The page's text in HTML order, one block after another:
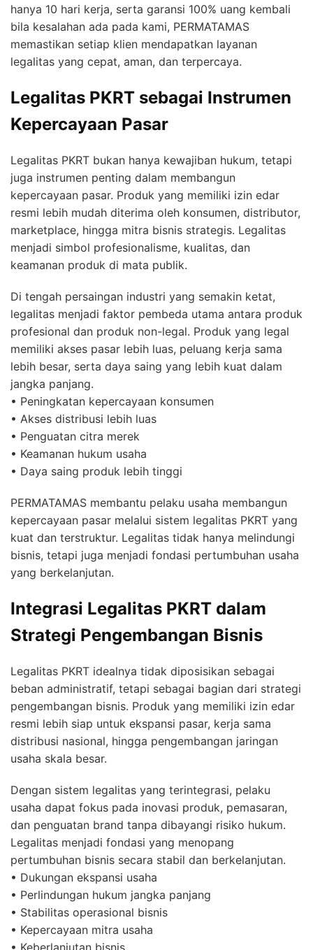
hanya 10 hari kerja, serta garansi 100% uang kembali
bila kesalahan ada pada kami, PERMATAMAS
memastikan setiap klien mendapatkan layanan
legalitas yang cepat, aman, dan terpercaya.
Legalitas PKRT sebagai Instrumen
Kepercayaan Pasar
Legalitas PKRT bukan hanya kewajiban hukum, tetapi
juga instrumen penting dalam membangun
kepercayaan pasar. Produk yang memiliki izin edar
resmi lebih mudah diterima oleh konsumen, distributor,
marketplace, hingga mitra bisnis strategis. Legalitas
menjadi simbol profesionalisme, kualitas, dan
keamanan produk di mata publik.
Di tengah persaingan industri yang semakin ketat,
legalitas menjadi faktor pembeda utama antara produk
profesional dan produk non-legal. Produk yang legal
memiliki akses pasar lebih luas, peluang kerja sama
lebih besar, serta daya saing yang lebih kuat dalam
jangka panjang.
• Peningkatan kepercayaan konsumen
• Akses distribusi lebih luas
• Penguatan citra merek
• Keamanan hukum usaha
• Daya saing produk lebih tinggi
PERMATAMAS membantu pelaku usaha membangun
kepercayaan pasar melalui sistem legalitas PKRT yang
kuat dan terstruktur. Legalitas tidak hanya melindungi
bisnis, tetapi juga menjadi fondasi pertumbuhan usaha
yang berkelanjutan.
Integrasi Legalitas PKRT dalam
Strategi Pengembangan Bisnis
Legalitas PKRT idealnya tidak diposisikan sebagai
beban administratif, tetapi sebagai bagian dari strategi
pengembangan bisnis. Produk yang memiliki izin edar
resmi lebih siap untuk ekspansi pasar, kerja sama
distribusi nasional, hingga pengembangan jaringan
usaha skala besar.
Dengan sistem legalitas yang terintegrasi, pelaku
usaha dapat fokus pada inovasi produk, pemasaran,
dan penguatan brand tanpa dibayangi risiko hukum.
Legalitas menjadi fondasi yang menopang
pertumbuhan bisnis secara stabil dan berkelanjutan.
• Dukungan ekspansi usaha
• Perlindungan hukum jangka panjang
• Stabilitas operasional bisnis
• Kepercayaan mitra usaha